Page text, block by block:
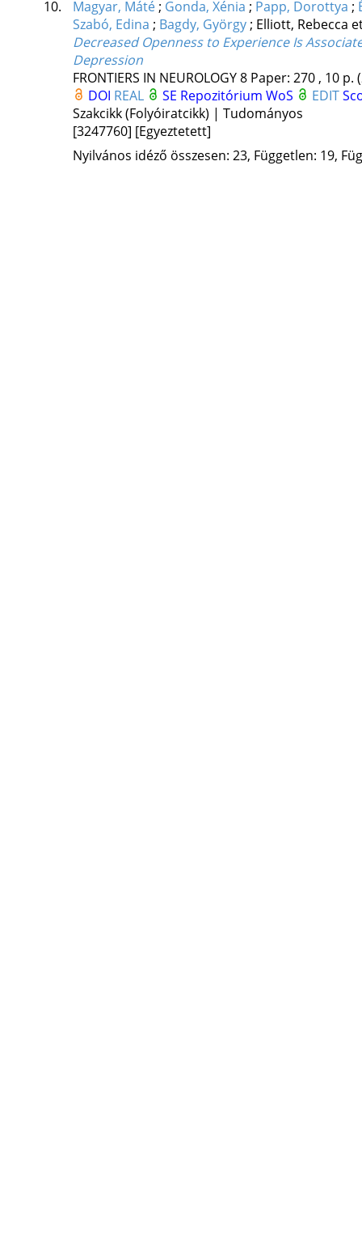
10. Magyar, Máté ; Gonda, Xénia ; Papp, Dorottya ;
Szabó, Edina ; Bagdy, György ; Elliott, Rebecca
Decreased Openness to Experience Is
Depression
FRONTIERS IN NEUROLOGY8 Paper: 270 , 10 p.
DOI REAL SE Repozitórium WoS EDIT
Szakcikk (Folyóiratcikk) | Tudományos
[3247760] [Egyeztetett]
Nyilvános idéző összesen: 23, Független: 19,